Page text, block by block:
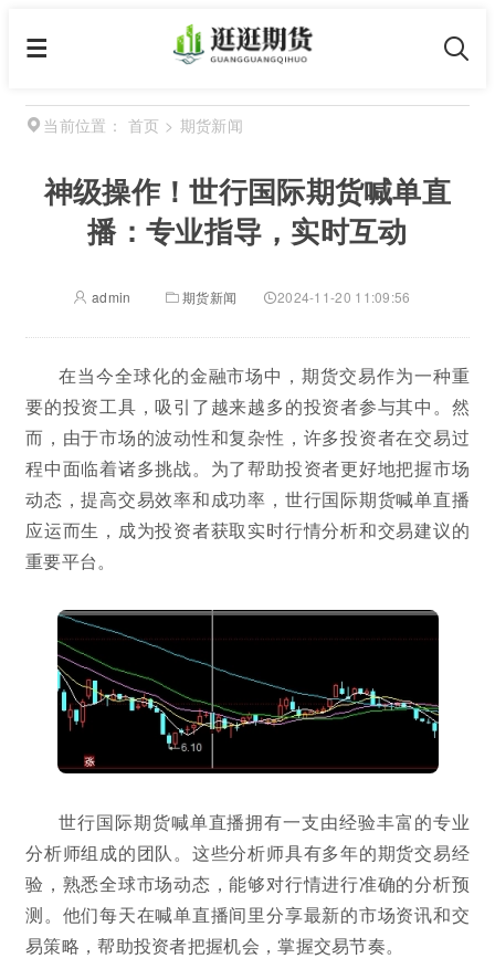
当前位置： 首页 > 期货新闻
神级操作！世行国际期货喊单直
播：专业指导，实时互动
admin 期货新闻 2024-11-20 11:09:56
在当今全球化的金融市场中，期货交易作为一种重
要的投资工具，吸引了越来越多的投资者参与其中。然
而，由于市场的波动性和复杂性，许多投资者在交易过
程中面临着诸多挑战。为了帮助投资者更好地把握市场
动态，提高交易效率和成功率，世行国际期货喊单直播
应运而生，成为投资者获取实时行情分析和交易建议的
重要平台。
世行国际期货喊单直播拥有一支由经验丰富的专业
分析师组成的团队。这些分析师具有多年的期货交易经
验，熟悉全球市场动态，能够对行情进行准确的分析预
测。他们每天在喊单直播间里分享最新的市场资讯和交
易策略，帮助投资者把握机会，掌握交易节奏。